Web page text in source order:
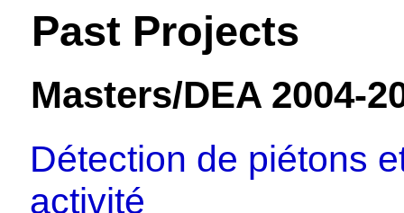
Past Projects
Masters/DEA 2004-
Détection de piétons
activité